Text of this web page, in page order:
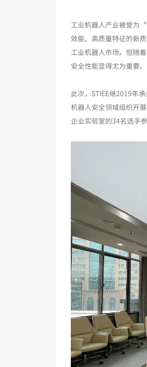
工业机器人产业被誉为
效能、高质量特征的新
工业机器人市场。但随
安全性能显得尤为重要。
此次，STIEE继2019年
机器人安全领域组织开
企业实验室的34名选手